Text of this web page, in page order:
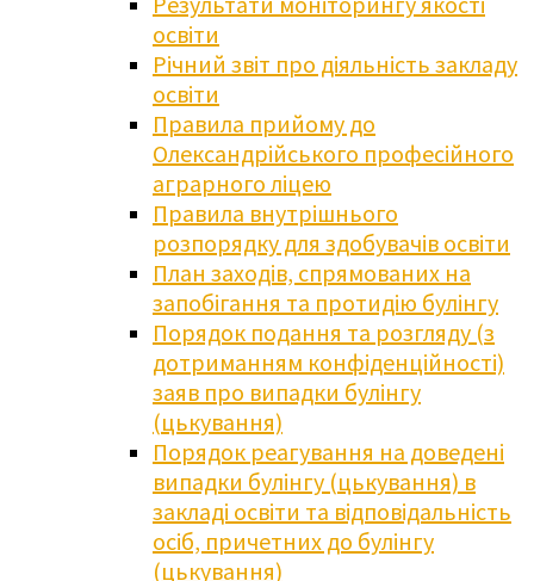
освіти
Річний звіт про діяльність закладу
освіти
Правила прийому до
Олександрійського професійного
аграрного ліцею
Правила внутрішнього
розпорядку для здобувачів освіти
План заходів, спрямованих на
запобігання та протидію булінгу
Порядок подання та розгляду (з
дотриманням конфіденційності)
заяв про випадки булінгу
(цькування)
Порядок реагування на доведені
випадки булінгу (цькування) в
закладі освіти та відповідальність
осіб, причетних до булінгу
(цькування)